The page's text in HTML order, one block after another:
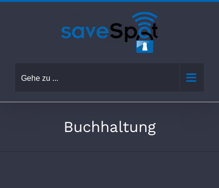
Gehe zu ...
Buchhaltung